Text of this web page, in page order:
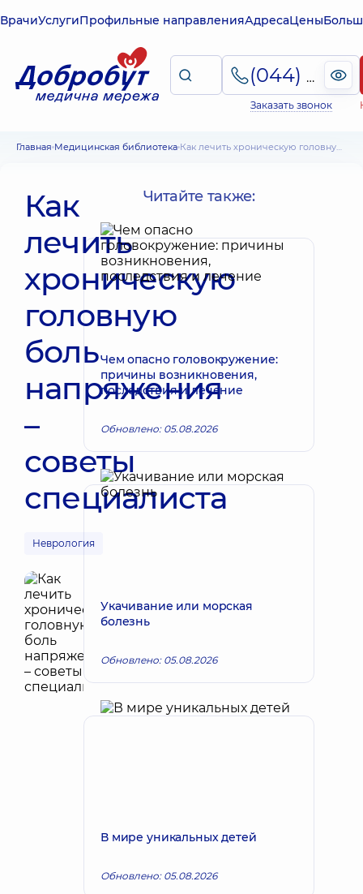
ВрачиУслугиПрофильные направленияАдресаЦены
(044) 495-2-888
Заказать звонок
Главная Медицинская библиотека Как лечить хроническую головную боль напряжения – советы специалиста
Как
лечить
хроническую
головную
боль
напряжения
–
советы
специалиста
Неврология
Читайте также:
Чем опасно головокружение:
причины возникновения,
последствия и лечение
Обновлено: 05.08.2026
Укачивание или морская
болезнь
Обновлено: 05.08.2026
В мире уникальных детей
Обновлено: 05.08.2026